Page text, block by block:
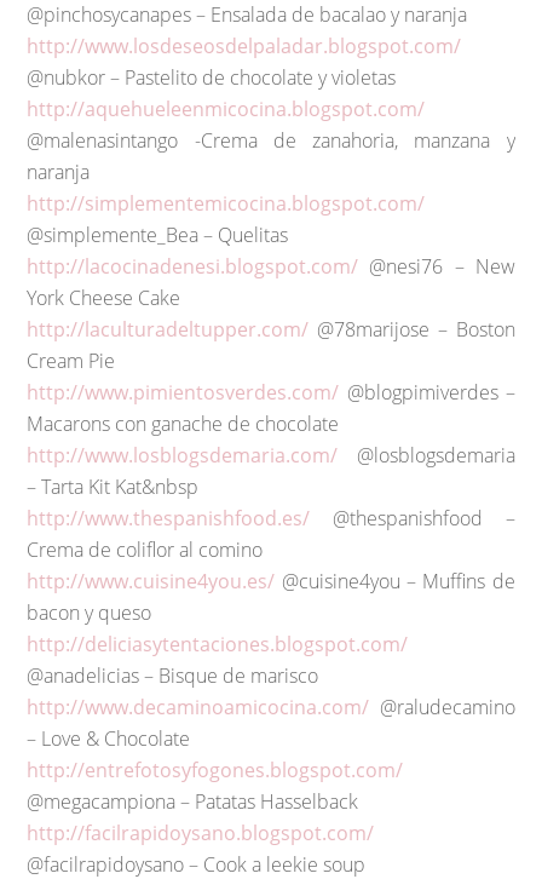
@pinchosycanapes – Ensalada de bacalao y naranja
http://www.losdeseosdelpaladar.blogspot.com/
@nubkor – Pastelito de chocolate y violetas
http://aquehueleenmicocina.blogspot.com/
@malenasintango -Crema de zanahoria, manzana y
naranja
http://simplementemicocina.blogspot.com/
@simplemente_Bea – Quelitas
http://lacocinadenesi.blogspot.com/ @nesi76 – New
York Cheese Cake
http://laculturadeltupper.com/ @78marijose – Boston
Cream Pie
http://www.pimientosverdes.com/ @blogpimiverdes –
Macarons con ganache de chocolate
http://www.losblogsdemaria.com/ @losblogsdemaria
– Tarta Kit Kat&nbsp
http://www.thespanishfood.es/ @thespanishfood –
Crema de coliflor al comino
http://www.cuisine4you.es/ @cuisine4you – Muffins de
bacon y queso
http://deliciasytentaciones.blogspot.com/
@anadelicias – Bisque de marisco
http://www.decaminoamicocina.com/ @raludecamino
– Love & Chocolate
http://entrefotosyfogones.blogspot.com/
@megacampiona – Patatas Hasselback
http://facilrapidoysano.blogspot.com/
@facilrapidoysano – Cook a leekie soup